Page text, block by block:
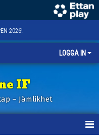
2026!
LOGGA IN
IF
– Jämlikhet